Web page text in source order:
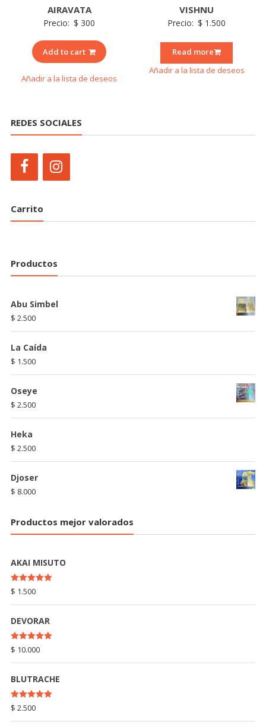
AIRAVATA
Precio: $ 300
Add to cart
Añadir a la lista de deseos
VISHNU
Precio: $ 1.500
Read more
Añadir a la lista de deseos
REDES SOCIALES
Carrito
Productos
Abu Simbel
$ 2.500
La Caída
$ 1.500
Oseye
$ 2.500
Heka
$ 2.500
Djoser
$ 8.000
Productos mejor valorados
AKAI MISUTO
Rated5.00
out of 5
$ 1.500
DEVORAR
Rated5.00
out of 5
$ 10.000
BLUTRACHE
Rated5.00
out of 5
$ 2.500